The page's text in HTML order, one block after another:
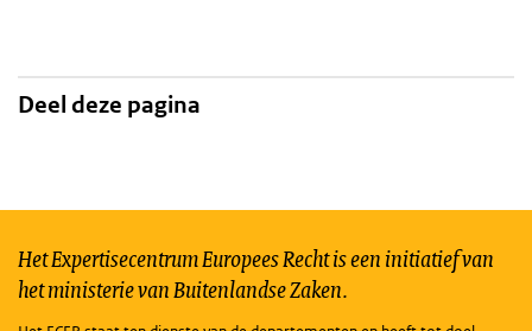
Deel deze pagina
Het Expertisecentrum Europees Recht is een initiatief van
het ministerie van Buitenlandse Zaken.